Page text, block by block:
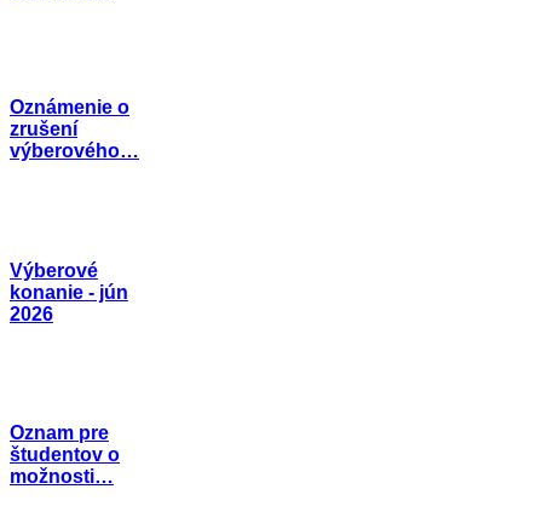
Oznámenie o
zrušení
výberového…
Výberové
konanie - jún
2026
Oznam pre
študentov o
možnosti…